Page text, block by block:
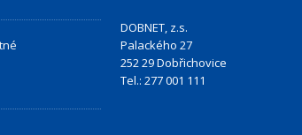
DOBNET, z.s.
Palackého 27
252 29 Dobřichovice
Tel.: 277 001 111